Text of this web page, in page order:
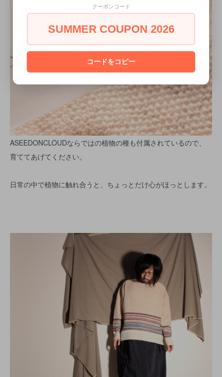
ASEEDONCLOUDならではの植物の種も付属されているので、
育ててあげてください。
日常の中で植物に触れ合うと、ちょっとだけ心がほっとします。
クーポンコード
SUMMER COUPON 2026
コードをコピー